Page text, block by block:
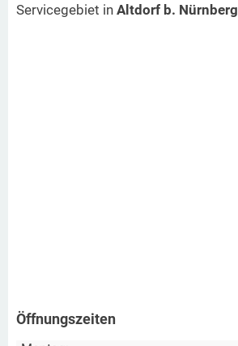
Servicegebiet in Altdorf b. Nürnberg
Öffnungszeiten